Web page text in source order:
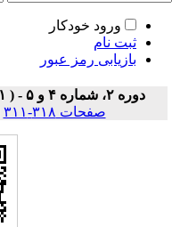
ورود خودکار
ثبت نام
بازیابی رمز عبور
دوره ۲، شماره ۴ و ۵ - ( ۱۳۵۱ )
صفحات ۳۱۸-۳۱۱
|